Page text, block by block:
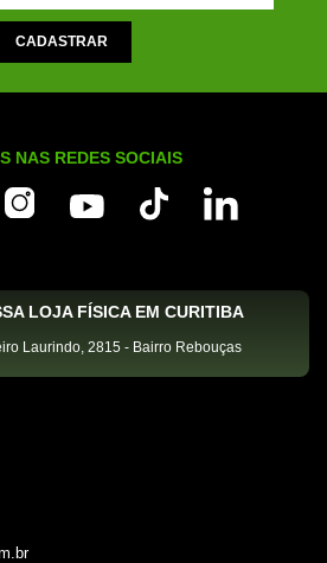
NAS REDES SOCIAIS
LOJA FÍSICA EM CURITIBA
Laurindo, 2815 - Bairro Rebouças